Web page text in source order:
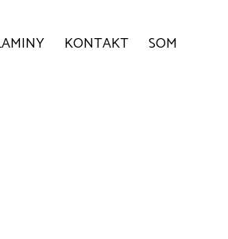
KONTAKT SOM